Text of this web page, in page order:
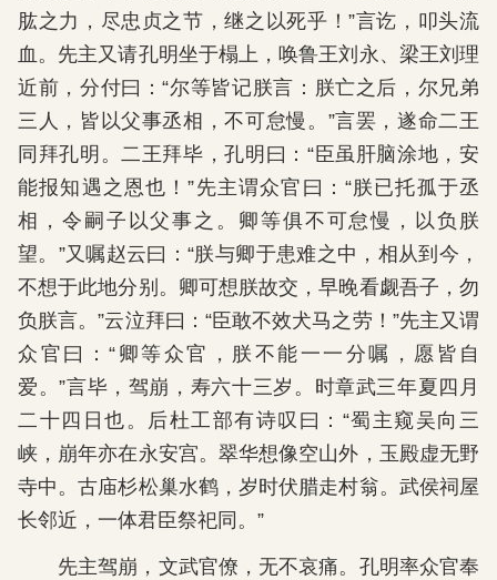
肱之力，尽忠贞之节，继之以死乎！”言讫，叩头流
血。先主又请孔明坐于榻上，唤鲁王刘永、梁王刘理
近前，分付曰：“尔等皆记朕言：朕亡之后，尔兄弟
三人，皆以父事丞相，不可怠慢。”言罢，遂命二王
同拜孔明。二王拜毕，孔明曰：“臣虽肝脑涂地，安
能报知遇之恩也！”先主谓众官曰：“朕已托孤于丞
相，令嗣子以父事之。卿等俱不可怠慢，以负朕
望。”又嘱赵云曰：“朕与卿于患难之中，相从到今，
不想于此地分别。卿可想朕故交，早晚看觑吾子，勿
负朕言。”云泣拜曰：“臣敢不效犬马之劳！”先主又谓
众官曰：“卿等众官，朕不能一一分嘱，愿皆自
爱。”言毕，驾崩，寿六十三岁。时章武三年夏四月
二十四日也。后杜工部有诗叹曰：“蜀主窥吴向三
峡，崩年亦在永安宫。翠华想像空山外，玉殿虚无野
寺中。古庙杉松巢水鹤，岁时伏腊走村翁。武侯祠屋
长邻近，一体君臣祭祀同。”
先主驾崩，文武官僚，无不哀痛。孔明率众官奉